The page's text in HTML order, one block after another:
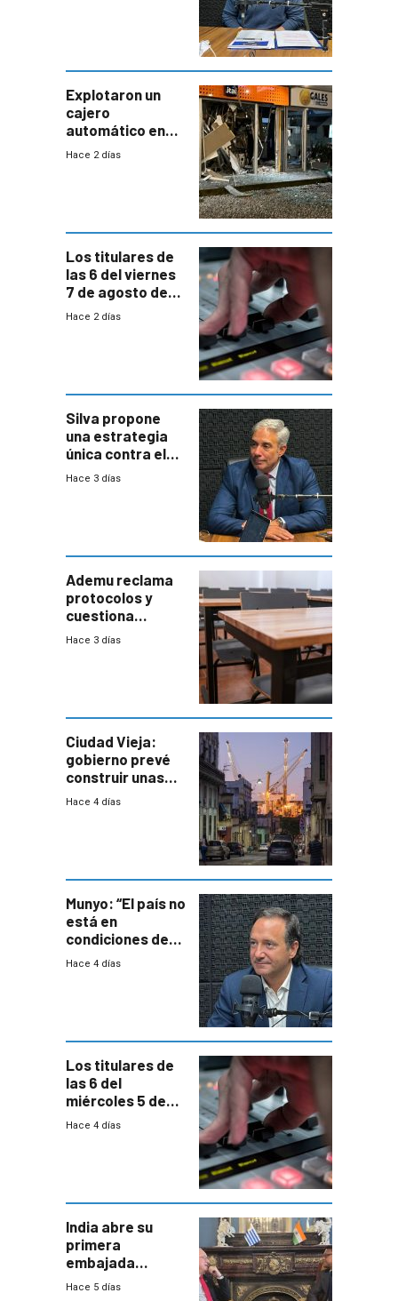
con mayor
miedo”
Explotaron un
cajero
automático en
Parque Miramar;
Hace 2 días
Los titulares de
las 6 del viernes
7 de agosto de
2026
Hace 2 días
Silva propone
una estrategia
única contra el
narcotráfico y
Hace 3 días
Ademu reclama
protocolos y
cuestiona
demora de
Hace 3 días
Ciudad Vieja:
gobierno prevé
construir unas
mil viviendas en
Hace 4 días
Munyo: “El país no
está en
condiciones de
enfrentar una
Hace 4 días
Los titulares de
las 6 del
miércoles 5 de
agosto de 2026
Hace 4 días
India abre su
primera
embajada
residente en
Hace 5 días